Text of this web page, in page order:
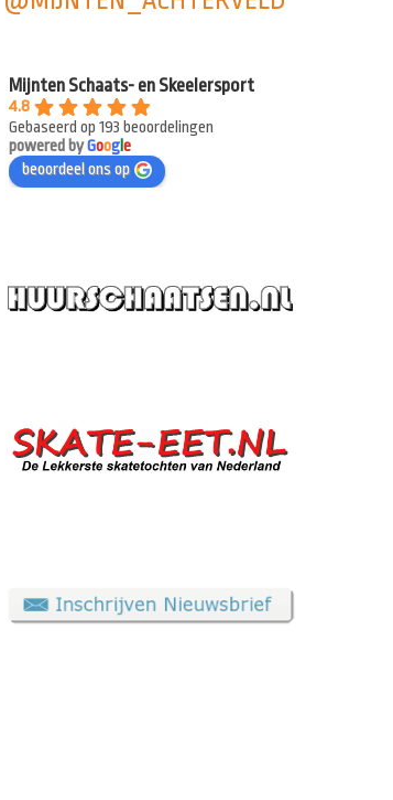
Mijnten Schaats- en Skeelersport
4.8
Gebaseerd op 193 beoordelingen
powered byGoogle
beoordeel ons op